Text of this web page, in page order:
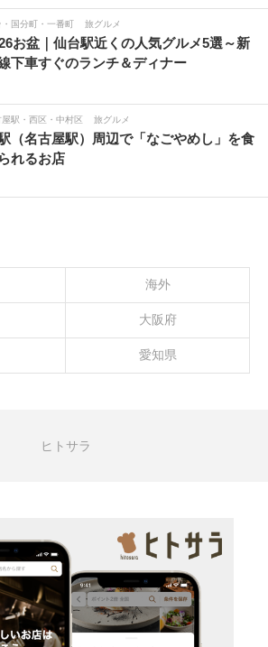
・国分町・一番町 旅グルメ
お盆｜仙台駅近くの人気グルメ5選～新
下車すぐのランチ＆ディナー
屋駅・西区・中村区 旅グルメ
（名古屋駅）周辺で「なごやめし」を食
れるお店
海外
大阪府
愛知県
ヒトサラ